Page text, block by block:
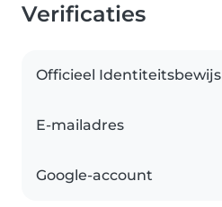
Verificaties
Officieel Identiteitsbewijs
E-mailadres
Google-account